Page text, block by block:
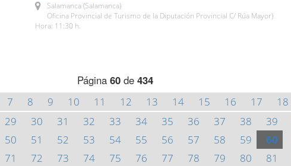
Salamanca (Salamanca)
Oficina Provincial de Turismo de la Diputación Provincial C/ Rúa Mayor)
Hora: 11:30 h.
Página 60 de 434
7 8 9 10 11 12 13 14 15 16 17 18
29 30 31 32 33 34 35 36 37 38 39
50 51 52 53 54 55 56 57 58 59 60
71 72 73 74 75 76 77 78 79 80 81